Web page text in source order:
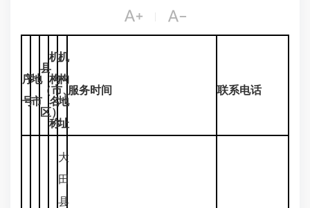
 
序
号
地
市
县
（市、
区）
机
构
名
称
机
构
地
址
服务时间 联系电话
大
田
县